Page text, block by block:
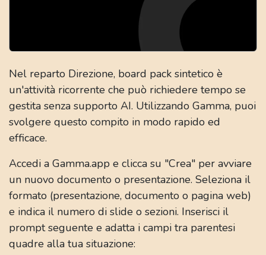
Nel reparto Direzione, board pack sintetico è
un'attività ricorrente che può richiedere tempo se
gestita senza supporto AI. Utilizzando Gamma, puoi
svolgere questo compito in modo rapido ed
efficace.
Accedi a Gamma.app e clicca su "Crea" per avviare
un nuovo documento o presentazione. Seleziona il
formato (presentazione, documento o pagina web)
e indica il numero di slide o sezioni. Inserisci il
prompt seguente e adatta i campi tra parentesi
quadre alla tua situazione: